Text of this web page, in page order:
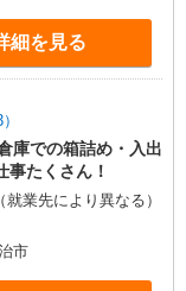
細を見る
庫での箱詰め・入出
たくさん！
業先により異なる）
市